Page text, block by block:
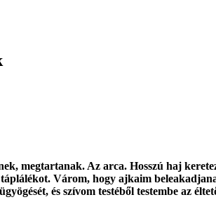
megtartanak. Az arca. Hosszú haj
Várom, hogy ajkaim
és szívom testéből testembe az